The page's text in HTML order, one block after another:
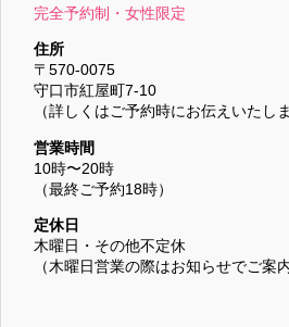
完全予約制・女性限定
住所
〒570-0075
守口市紅屋町7-10
（詳しくはご予約時にお伝えいたしま
営業時間
10時〜20時
（最終ご予約18時）
定休日
木曜日・その他不定休
（木曜日営業の際はお知らせでご案